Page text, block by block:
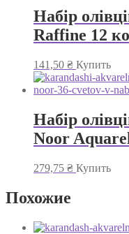
Набір
Raffine 12
141,50 ₴ Купить
Набір
Noor
279,75 ₴ Купить
Похожие